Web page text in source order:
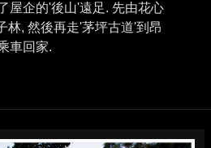
屋企的'後山'遠足. 先由花心
林, 然後再走'茅坪古道'到昂
車回家.